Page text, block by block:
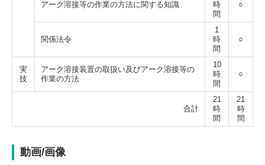
アーク溶接等の作業の方法に関する知識
時
間
○
関係法令
1
時
間
○
実
技
アーク溶接装置の取扱い及びアーク溶接等の
作業の方法
10
時
間
○
合計
21
時
間
21
時
間
動画/画像